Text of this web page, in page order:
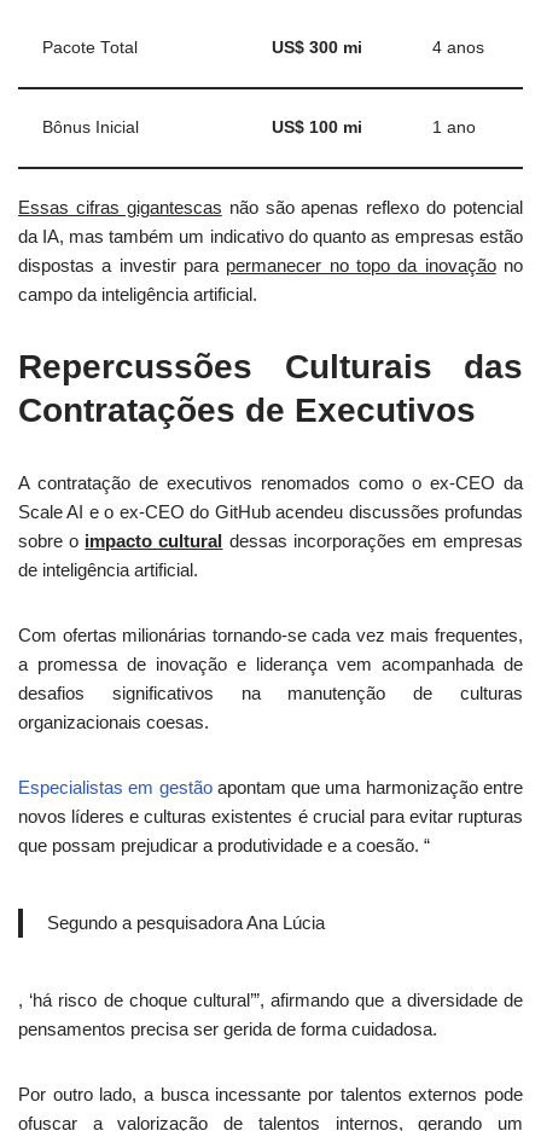
Pacote Total US$ 300 mi 4 anos
Bônus Inicial US$ 100 mi 1 ano
Essas cifras gigantescas não são apenas reflexo do potencial
da IA, mas também um indicativo do quanto as empresas estão
dispostas a investir para permanecer no topo da inovaçãono
campo da inteligência artificial.
Repercussões Culturais das
Contratações de Executivos
A contratação de executivos renomados como o ex-CEO da
Scale AI e o ex-CEO do GitHub acendeu discussões profundas
sobre o impacto cultural dessas incorporações em empresas
de inteligência artificial.
Com ofertas milionárias tornando-se cada vez mais frequentes,
a promessa de inovação e liderança vem acompanhada de
desafios significativos na manutenção de culturas
organizacionais coesas.
Especialistas em gestãoapontam que uma harmonização entre
novos líderes e culturas existentes é crucial para evitar rupturas
que possam prejudicar a produtividade e a coesão. “
Segundo a pesquisadora Ana Lúcia
, ‘há risco de choque cultural’”, afirmando que a diversidade de
pensamentos precisa ser gerida de forma cuidadosa.
Por outro lado, a busca incessante por talentos externos pode
ofuscar a valorização de talentos internos, gerando um